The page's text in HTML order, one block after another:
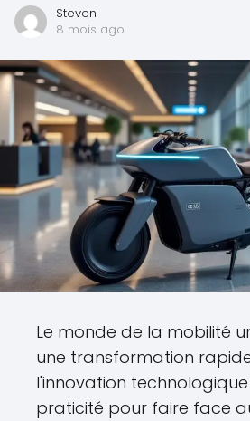
Steven
8 mois ago
Le monde de la mobilité
une transformation
l'innovation technologique
praticité pour faire face